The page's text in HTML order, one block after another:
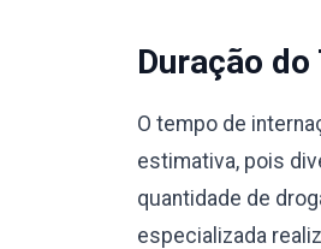
Duração
O tempo de
estimativa, pois
quantidade de
especializada